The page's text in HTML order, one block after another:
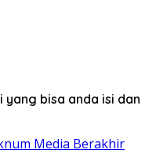
yang bisa anda isi dan